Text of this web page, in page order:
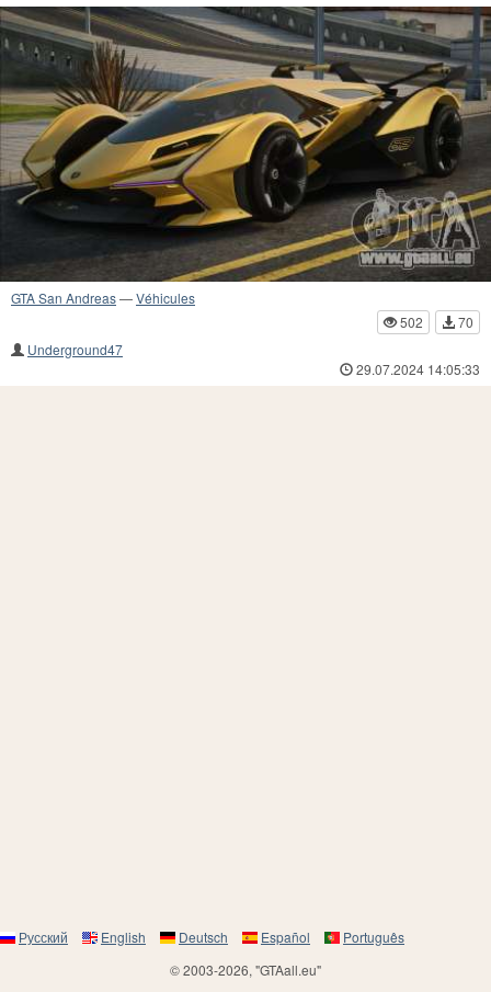
GTA San Andreas—Véhicules
502
70
Underground47
29.07.2024 14:05:33
Русский English Deutsch Español
Português
© 2003-2026, "GTAall.eu"